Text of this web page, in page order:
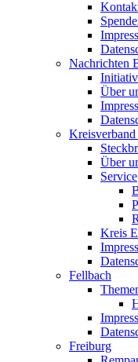
Nachrichten
Über
Kreisverband
Über
Service
Kreis
Fellbach
Freiburg